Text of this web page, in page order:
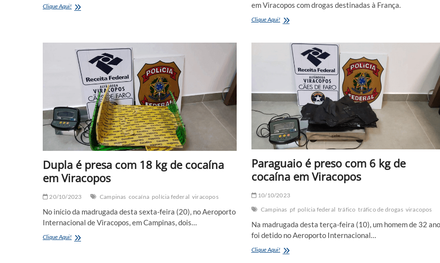
Clique Aqui! Duas
com
12,7
maconha
Viracopos
em Viracopos com drogas destinadas à França.
Clique Aqui!Polícia
venezuelano
drogas
Campinas
Dupla é presa com 18 kg de cocaína
em Viracopos
20/10/2023 Campinas cocaína polícia federal viracopos
No início da madrugada desta sexta-feira (20), no Aeroporto
Internacional de Viracopos, em Campinas, dois…
Clique Aqui! Dupla
Paraguaio é preso com 6 kg de
cocaína em Viracopos
10/10/2023
Campinas pf polícia federal tráfico tráfico de drogas viracopos
Na madrugada desta terça-feira (10), um homem de 32
foi detido no Aeroporto Internacional…
Clique Aqui!Paraguaio